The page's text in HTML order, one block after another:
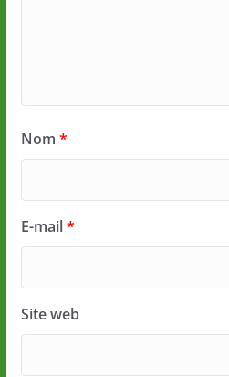
Nom *
E-mail*
Site web